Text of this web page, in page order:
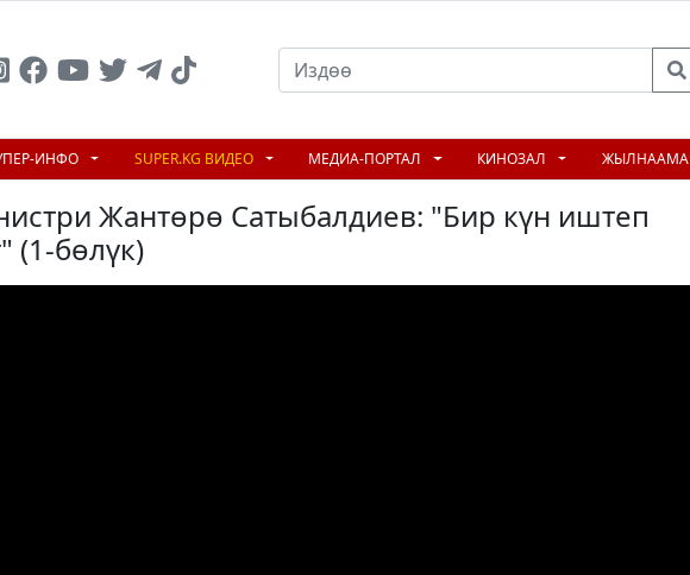
ИНФО SUPER.KG ВИДЕО МЕДИА-ПОРТАЛ КИНОЗАЛ ЖЫЛНААМА
Жантөрө Сатыбалдиев: "Бир күн иштеп
(1-бөлүк)